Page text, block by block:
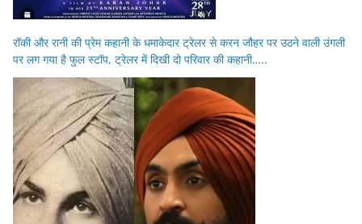
रॉकी और रानी की प्रेम कहानी के धमाकेदार ट्रेलर से करन जौहर पर उठने वाली उंगली
पर लग गया है फुल स्टॉप, ट्रेलर में दिखी दो परिवार की कहानी…..